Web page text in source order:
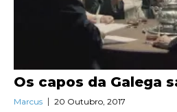
Os capos da Galega
Marcus 20 Outubro, 2017